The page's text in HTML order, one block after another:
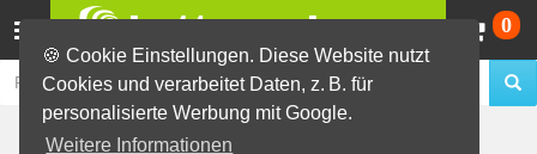
🍪 Cookie Einstellungen. Diese Website nutzt
Cookies und verarbeitet Daten, z. B. für
personalisierte Werbung mit Google.
Weitere Informationen
0
Buttons erstellen Magnetbuttons